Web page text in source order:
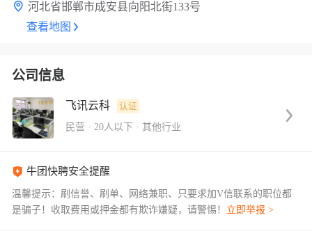
河北省邯郸市成安县向阳北街133号
查看地图
公司信息
飞讯云科 认证
民营 · 20人以下 · 其他行业
牛团快聘安全提醒
温馨提示：刷信誉、刷单、网络兼职、只要求加V信联系的职位都
是骗子！收取费用或押金都有欺诈嫌疑，请警惕！ 立即举报 >